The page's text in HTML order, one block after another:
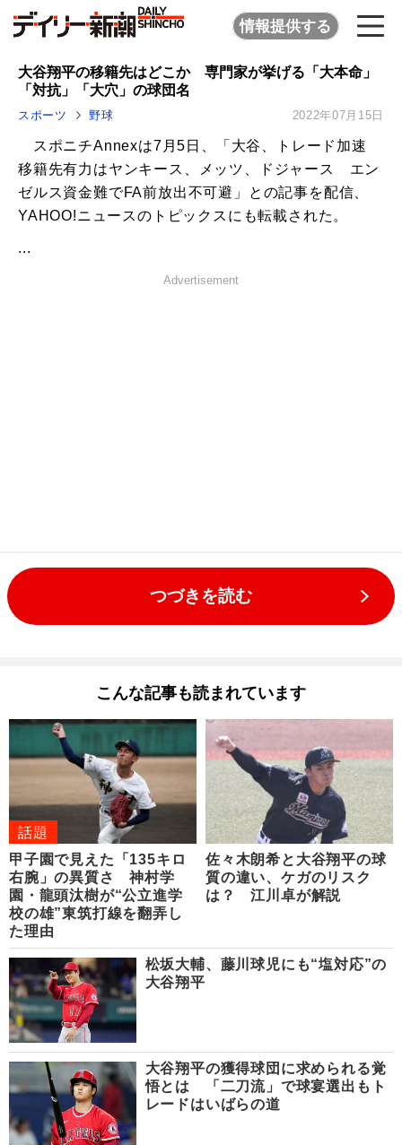
情報提供する
大谷翔平の移籍先はどこか 専門家が挙げる「大本命」
「対抗」「大穴」の球団名
スポーツ 野球 2022年07月15日
スポニチAnnexは7月5日、「大谷、トレード加速
移籍先有力はヤンキース、メッツ、ドジャース エン
ゼルス資金難でFA前放出不可避」との記事を配信、
YAHOO!ニュースのトピックスにも転載された。
...
Advertisement
つづきを読む
こんな記事も読まれています
話題
甲子園で見えた「135キロ
右腕」の異質さ 神村学
園・龍頭汰樹が“公立進学
校の雄”東筑打線を翻弄し
た理由
佐々木朗希と大谷翔平の球
質の違い、ケガのリスク
は？ 江川卓が解説
松坂大輔、藤川球児にも“塩対応”の
大谷翔平
大谷翔平の獲得球団に求められる覚
悟とは 「二刀流」で球宴選出もト
レードはいばらの道